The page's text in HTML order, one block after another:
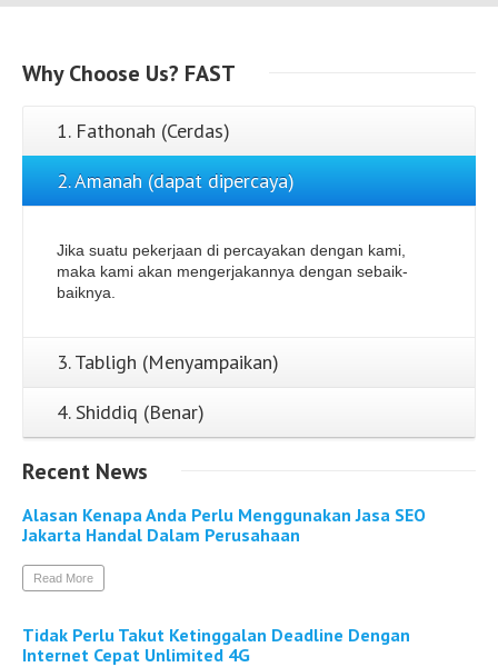
WhyChoose Us? FAST
1. Fathonah (Cerdas)
2. Amanah (dapat dipercaya)
Jika suatu pekerjaan di percayakan dengan kami,
maka kami akan mengerjakannya dengan sebaik-
baiknya.
3. Tabligh (Menyampaikan)
4. Shiddiq (Benar)
Recent News
Alasan Kenapa Anda Perlu Menggunakan Jasa SEO
Jakarta Handal Dalam Perusahaan
Read More
Tidak Perlu Takut Ketinggalan Deadline Dengan
Internet Cepat Unlimited 4G